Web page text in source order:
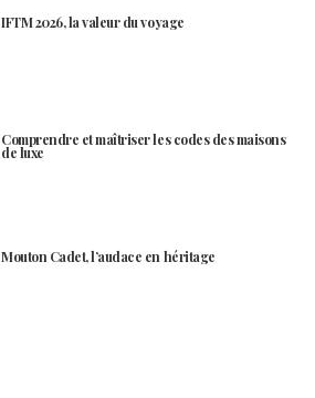
IFTM 2026, la valeur du voyage
Comprendre et maîtriser les codes des maisons
de luxe
Mouton Cadet, l’audace en héritage